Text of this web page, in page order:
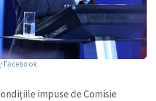
Facebook
impuse de Comisie